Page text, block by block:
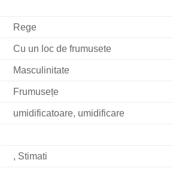
Rege
Cu un loc de frumusete
Masculinitate
Frumusețe
umidificatoare, umidificare
, Stimati